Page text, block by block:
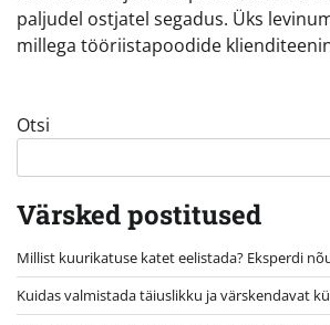
paljudel ostjatel segadus. Üks
millega tööriistapoodide
Otsi
Värsked postitused
Millist kuurikatuse katet eelistada? Eksperdi
Kuidas valmistada täiuslikku ja värskendavat